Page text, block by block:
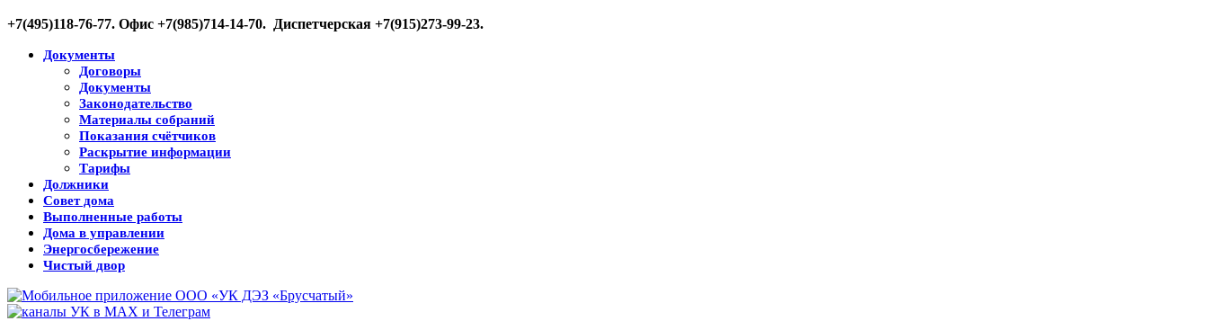
+7(495)118-76-77. Офис +7(985)714-14-70. Диспетчерская +7(915)273-99-23.
Документы
Договоры
Документы
Законодательство
Материалы собраний
Показания счётчиков
Раскрытие информации
Тарифы
Должники
Совет дома
Выполненные работы
Дома в управлении
Энергосбережение
Чистый двор